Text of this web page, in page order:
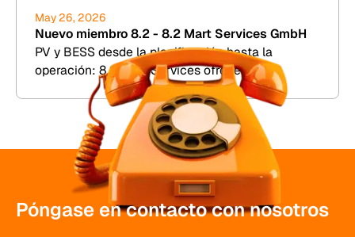
May 26, 2026
Nuevo miembro 8.2 - 8.2 Mart Services GmbH
PV y BESS desde la planificación hasta la
operación: 8.2 Mart Services ofrece TDD,
simulación de rendimiento y gestión comercial de
Póngase en contacto con nosotros